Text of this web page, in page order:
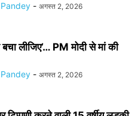
- अगस्त 2, 2026
बचा लीजिए’… PM मोदी से मां की
- अगस्त 2, 2026